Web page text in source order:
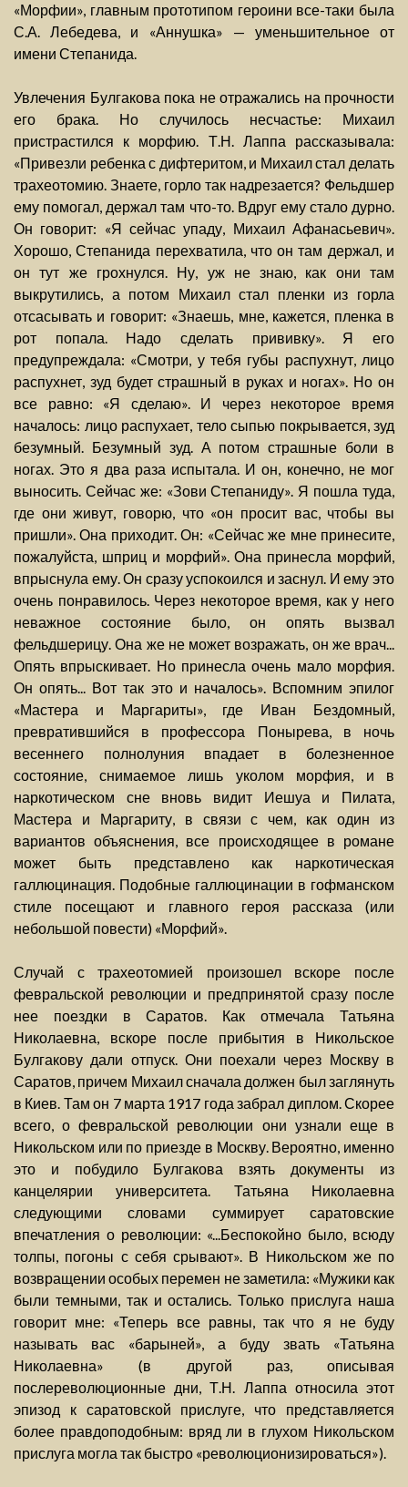
«Морфии», главным прототипом героини все-таки была
С.А. Лебедева, и «Аннушка» — уменьшительное от
имени Степанида.
Увлечения Булгакова пока не отражались на прочности
его брака. Но случилось несчастье: Михаил
пристрастился к морфию. Т.Н. Лаппа рассказывала:
«Привезли ребенка с дифтеритом, и Михаил стал делать
трахеотомию. Знаете, горло так надрезается? Фельдшер
ему помогал, держал там что-то. Вдруг ему стало дурно.
Он говорит: «Я сейчас упаду, Михаил Афанасьевич».
Хорошо, Степанида перехватила, что он там держал, и
он тут же грохнулся. Ну, уж не знаю, как они там
выкрутились, а потом Михаил стал пленки из горла
отсасывать и говорит: «Знаешь, мне, кажется, пленка в
рот попала. Надо сделать прививку». Я его
предупреждала: «Смотри, у тебя губы распухнут, лицо
распухнет, зуд будет страшный в руках и ногах». Но он
все равно: «Я сделаю». И через некоторое время
началось: лицо распухает, тело сыпью покрывается, зуд
безумный. Безумный зуд. А потом страшные боли в
ногах. Это я два раза испытала. И он, конечно, не мог
выносить. Сейчас же: «Зови Степаниду». Я пошла туда,
где они живут, говорю, что «он просит вас, чтобы вы
пришли». Она приходит. Он: «Сейчас же мне принесите,
пожалуйста, шприц и морфий». Она принесла морфий,
впрыснула ему. Он сразу успокоился и заснул. И ему это
очень понравилось. Через некоторое время, как у него
неважное состояние было, он опять вызвал
фельдшерицу. Она же не может возражать, он же врач...
Опять впрыскивает. Но принесла очень мало морфия.
Он опять... Вот так это и началось». Вспомним эпилог
«Мастера и Маргариты», где Иван Бездомный,
превратившийся в профессора Понырева, в ночь
весеннего полнолуния впадает в болезненное
состояние, снимаемое лишь уколом морфия, и в
наркотическом сне вновь видит Иешуа и Пилата,
Мастера и Маргариту, в связи с чем, как один из
вариантов объяснения, все происходящее в романе
может быть представлено как наркотическая
галлюцинация. Подобные галлюцинации в гофманском
стиле посещают и главного героя рассказа (или
небольшой повести) «Морфий».
Случай с трахеотомией произошел вскоре после
февральской революции и предпринятой сразу после
нее поездки в Саратов. Как отмечала Татьяна
Николаевна, вскоре после прибытия в Никольское
Булгакову дали отпуск. Они поехали через Москву в
Саратов, причем Михаил сначала должен был заглянуть
в Киев. Там он 7 марта 1917 года забрал диплом. Скорее
всего, о февральской революции они узнали еще в
Никольском или по приезде в Москву. Вероятно, именно
это и побудило Булгакова взять документы из
канцелярии университета. Татьяна Николаевна
следующими словами суммирует саратовские
впечатления о революции: «...Беспокойно было, всюду
толпы, погоны с себя срывают». В Никольском же по
возвращении особых перемен не заметила: «Мужики как
были темными, так и остались. Только прислуга наша
говорит мне: «Теперь все равны, так что я не буду
называть вас «барыней», а буду звать «Татьяна
Николаевна» (в другой раз, описывая
послереволюционные дни, Т.Н. Лаппа относила этот
эпизод к саратовской прислуге, что представляется
более правдоподобным: вряд ли в глухом Никольском
прислуга могла так быстро «революционизироваться»).